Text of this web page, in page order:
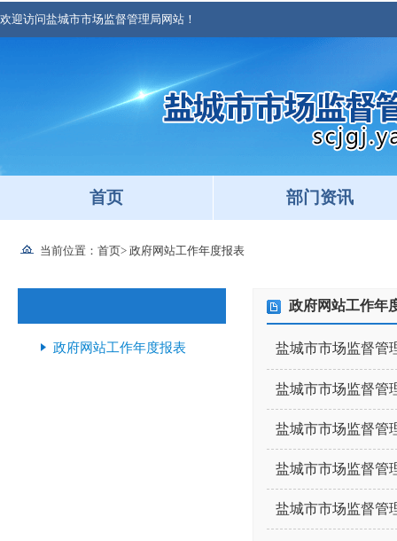
欢迎访问盐城市市场监督管理局网站！
首页 部门资讯
当前位置： 首页> 政府网站工作年度报表
政府网站工作年度报表
政府网站工作年
盐城市市场监督管
盐城市市场监督管
盐城市市场监督管
盐城市市场监督管
盐城市市场监督管